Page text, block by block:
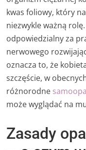
kwas foliowy, który
niezwykle ważną
odpowiedzialny za
nerwowego
oznacza to, że
szczęście, w
różnorodne
może wyglądać na
Zasady